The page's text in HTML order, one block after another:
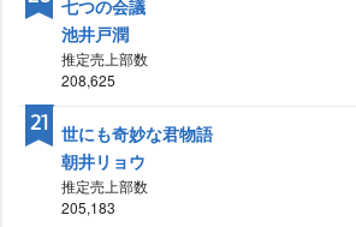
七つの会議
池井戸潤
推定売上部数
208,625
世にも奇妙な君物語
朝井リョウ
推定売上部数
205,183
21